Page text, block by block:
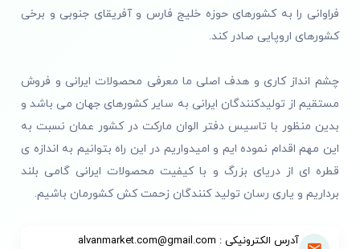
فراوانی را به کشورهای حوزه خلیج فارس و آفریقای جنوبی و برخی
کشورهای اروپایی صادر کند.
چشم انداز کاری و هدف اصلی ما معرفی محصولات ایرانی و فروش
مستقیم از تولیدکنندگان ایرانی به سایر کشورهای جهان می باشد و
بدین منظور با تاسیس دفتر الوان مارکت در کشور عمان نسبت به
این مهم اقدام نموده ایم و امیدواریم در این راه بتوانیم به اندازه ی
قطره ای از دریای بزرگ و با کیفیت محصولات ایرانی گامی بلند
برداریم و یاری رسان تولید کنندگان زحمت کش کشورمان باشیم.
آدرس الکترونیکی : alvanmarket.com@gmail.com